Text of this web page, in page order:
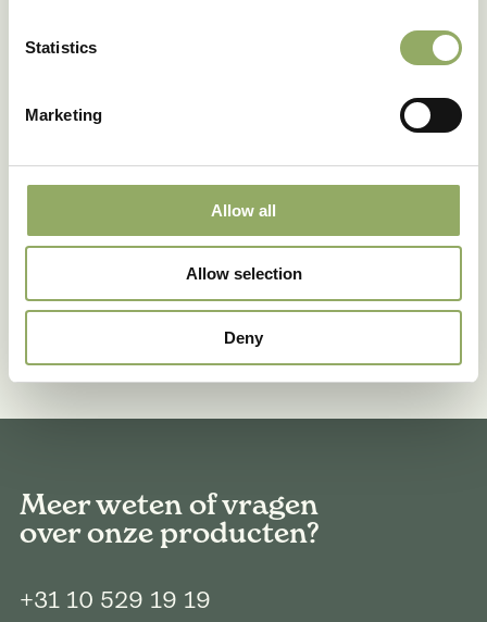
Statistics
Marketing
Allow all
Allow selection
Deny
Meld je aan
Meer weten of vragen
over onze producten?
+31 10 529 19 19